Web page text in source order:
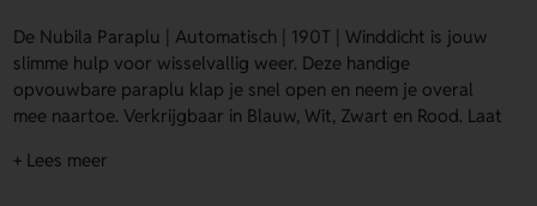
De Nubila Paraplu | Automatisch | 190T | Winddicht is jouw
slimme hulp voor wisselvallig weer. Deze handige
opvouwbare paraplu klap je snel open en neem je overal
mee naartoe. Verkrijgbaar in Blauw, Wit, Zwart en Rood. Laat
bedrukken en maak van een praktisch item een opvallend
+ Lees meer